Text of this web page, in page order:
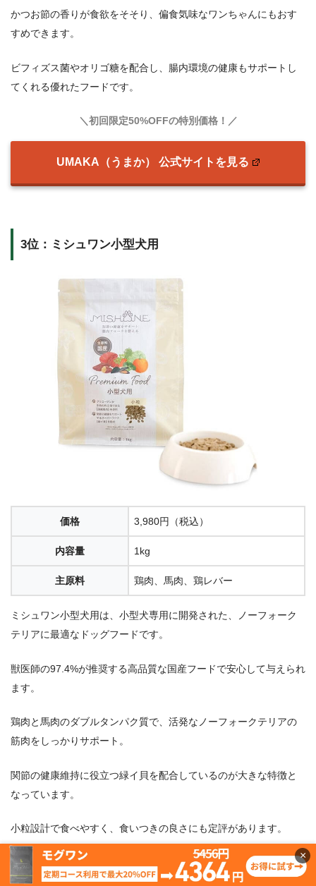
かつお節の香りが食欲をそそり、偏食気味なワンちゃんにもおす
すめできます。
ビフィズス菌やオリゴ糖を配合し、腸内環境の健康もサポートし
てくれる優れたフードです。
＼初回限定50%OFFの特別価格！／
UMAKA（うまか） 公式サイトを見る
3位：ミシュワン小型犬用
価格 3,980円（税込）
内容量 1kg
主原料 鶏肉、馬肉、鶏レバー
ミシュワン小型犬用は、小型犬専用に開発された、ノーフォーク
テリアに最適なドッグフードです。
獣医師の97.4%が推奨する高品質な国産フードで安心して与えられ
ます。
鶏肉と馬肉のダブルタンパク質で、活発なノーフォークテリアの
筋肉をしっかりサポート。
関節の健康維持に役立つ緑イ貝を配合しているのが大きな特徴と
なっています。
小粒設計で食べやすく、食いつきの良さにも定評があります。
小麦グルテンフリーで、涙やけや皮膚トラブルが気になるワンち
ゃんにもぴったりです。
×